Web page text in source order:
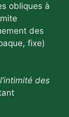
obliques à
des
fixe)
des